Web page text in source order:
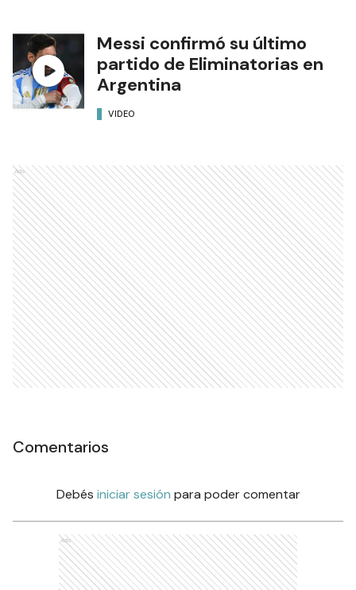
Messi confirmó su último
partido de Eliminatorias en
Argentina
VIDEO
Ads
Comentarios
Debés iniciar sesión para poder comentar
Ads